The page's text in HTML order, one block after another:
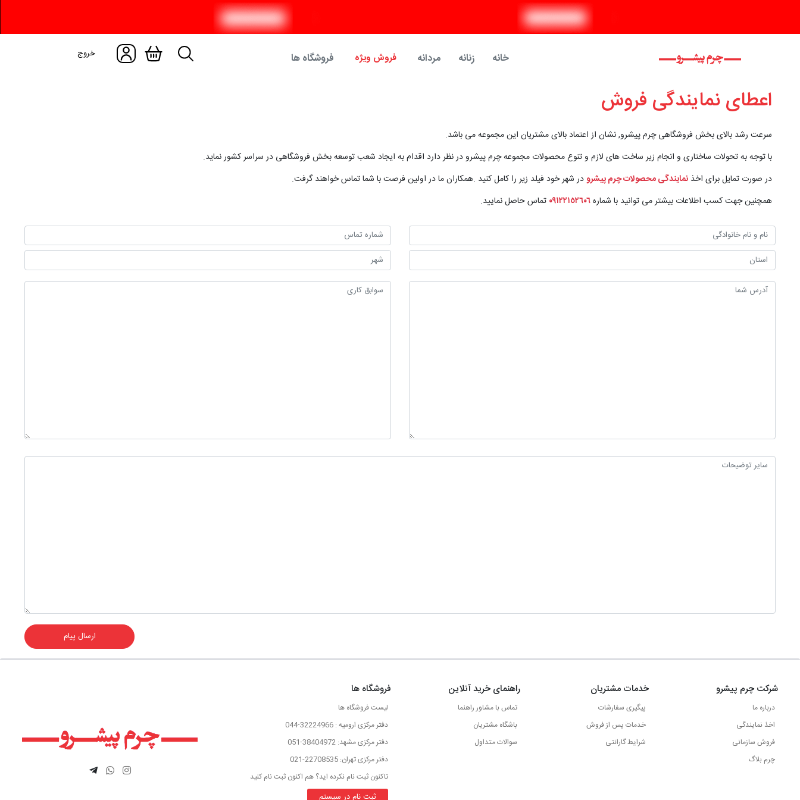
خانه زنانه مردانه فروش ویژه فروشگاه ها خروج
اعطای نمایندگی فروش
سرعت رشد بالای بخش فروشگاهی چرم پیشرو, نشان از اعتماد بالای مشتریان این مجموعه می باشد.
با توجه به تحولات ساختاری و انجام زیر ساخت های لازم و تنوع محصولات مجموعه چرم پیشرو در نظر دارد اقدام به ایجاد شعب توسعه بخش فروشگاهی در سراسر کشور نماید.
در صورت تمایل برای اخذ نمایندگی محصولات چرم پیشرودر شهر خود فیلد زیر را کامل کنید .همکاران ما در اولین فرصت با شما تماس خواهند گرفت.
همچنین جهت کسب اطلاعات بیشتر می توانید با شماره٠٩١٢٢١٥٢٦٠٦ تماس حاصل نمایید.
ارسال پیام
شرکت چرم پیشرو
درباره ما
اخذ نمایندگی
فروش سازمانی
چرم بلاگ
خدمات مشتریان
پیگیری سفارشات
خدمات پس از فروش
شرایط گارانتی
راهنمای خرید آنلاین
تماس با مشاور راهنما
باشگاه مشتریان
سوالات متداول
فروشگاه ها
لیست فروشگاه ها
دفتر مرکزی ارومیه : 32224966-044
دفتر مرکزی مشهد: 38404972-051
دفتر مرکزی تهران: 22708535-021
تاکنون ثبت نام نکرده اید؟ هم اکنون ثبت نام کنید
ثبت نام در سیستم